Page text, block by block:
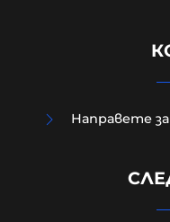
работи най-
Направете